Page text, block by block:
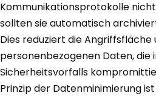
Kommunikationsprotokolle
sollten sie automatisch
Dies reduziert die Angriffsfläche
personenbezogenen Daten, die
Sicherheitsvorfalls
Prinzip der Datenminimierung